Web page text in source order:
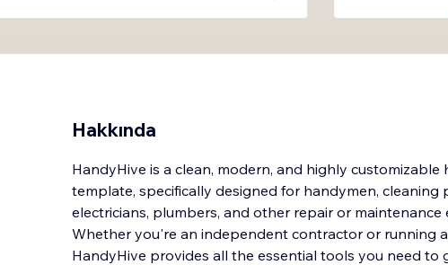
Hakkında
HandyHive is a clean, modern, and highly customizable
template, specifically designed for handymen, cleaning
electricians, plumbers, and other repair or maintenance
Whether you're an independent contractor or running
HandyHive provides all the essential tools you need to